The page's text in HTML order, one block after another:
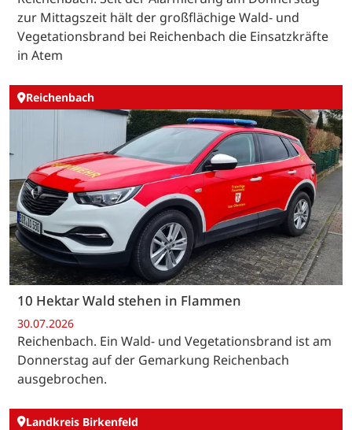
zur Mittagszeit hält der großflächige Wald- und
Vegetationsbrand bei Reichenbach die Einsatzkräfte
in Atem
Reichenbach
10 Hektar Wald stehen in Flammen
30.07.2026
Reichenbach. Ein Wald- und Vegetationsbrand ist am
Donnerstag auf der Gemarkung Reichenbach
ausgebrochen.
Landkreis Birkenfeld